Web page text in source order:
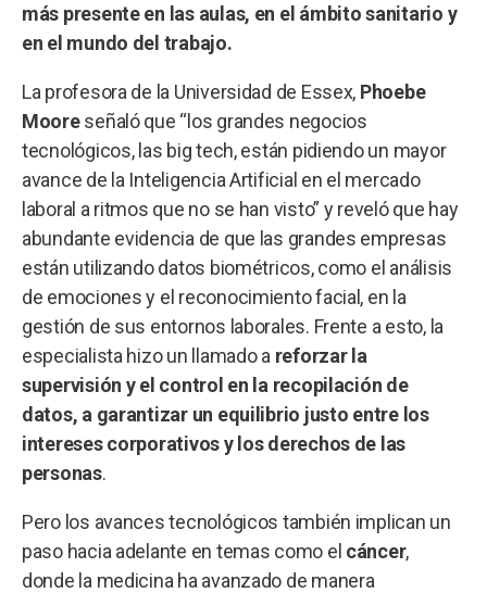
más presente en las aulas, en el ámbito sanitario y
en el mundo del trabajo.
La profesora de la Universidad de Essex, Phoebe
Mooreseñaló que “los grandes negocios
tecnológicos, las big tech, están pidiendo un mayor
avance de la Inteligencia Artificial en el mercado
laboral a ritmos que no se han visto” y reveló que hay
abundante evidencia de que las grandes empresas
están utilizando datos biométricos, como el análisis
de emociones y el reconocimiento facial, en la
gestión de sus entornos laborales. Frente a esto, la
especialista hizo un llamado a reforzar la
supervisión y el control en la recopilación de
datos, a garantizar un equilibrio justo entre los
intereses corporativos y los derechos de las
personas.
Pero los avances tecnológicos también implican un
paso hacia adelante en temas como el cáncer,
donde la medicina ha avanzado de manera